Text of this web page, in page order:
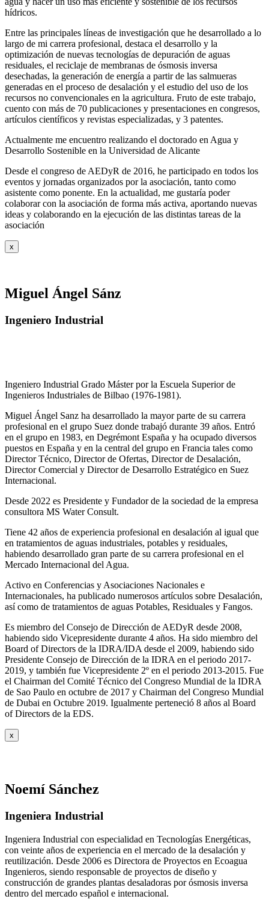
hídricos.
Entre las principales líneas de investigación que he desarrollado a lo
largo de mi carrera profesional, destaca el desarrollo y la
optimización de nuevas tecnologías de depuración de aguas
residuales, el reciclaje de membranas de ósmosis inversa
desechadas, la generación de energía a partir de las salmueras
generadas en el proceso de desalación y el estudio del uso de los
recursos no convencionales en la agricultura. Fruto de este trabajo,
cuento con más de 70 publicaciones y presentaciones en congresos,
artículos científicos y revistas especializadas, y 3 patentes.
Actualmente me encuentro realizando el doctorado en Agua y
Desarrollo Sostenible en la Universidad de Alicante
Desde el congreso de AEDyR de 2016, he participado en todos los
eventos y jornadas organizados por la asociación, tanto como
asistente como ponente. En la actualidad, me gustaría poder
colaborar con la asociación de forma más activa, aportando nuevas
ideas y colaborando en la ejecución de las distintas tareas de la
asociación
x
Miguel Ángel Sánz
Ingeniero Industrial
Ingeniero Industrial Grado Máster por la Escuela Superior de
Ingenieros Industriales de Bilbao (1976-1981).
Miguel Ángel Sanz ha desarrollado la mayor parte de su carrera
profesional en el grupo Suez donde trabajó durante 39 años. Entró
en el grupo en 1983, en Degrémont España y ha ocupado diversos
puestos en España y en la central del grupo en Francia tales como
Director Técnico, Director de Ofertas, Director de Desalación,
Director Comercial y Director de Desarrollo Estratégico en Suez
Internacional.
Desde 2022 es Presidente y Fundador de la sociedad de la empresa
consultora MS Water Consult.
Tiene 42 años de experiencia profesional en desalación al igual que
en tratamientos de aguas industriales, potables y residuales,
habiendo desarrollado gran parte de su carrera profesional en el
Mercado Internacional del Agua.
Activo en Conferencias y Asociaciones Nacionales e
Internacionales, ha publicado numerosos artículos sobre Desalación,
así como de tratamientos de aguas Potables, Residuales y Fangos.
Es miembro del Consejo de Dirección de AEDyR desde 2008,
habiendo sido Vicepresidente durante 4 años. Ha sido miembro del
Board of Directors de la IDRA/IDA desde el 2009, habiendo sido
Presidente Consejo de Dirección de la IDRA en el periodo 2017-
2019, y también fue Vicepresidente 2º en el periodo 2013-2015. Fue
el Chairman del Comité Técnico del Congreso Mundial de la IDRA
de Sao Paulo en octubre de 2017 y Chairman del Congreso Mundial
de Dubai en Octubre 2019. Igualmente perteneció 8 años al Board
of Directors de la EDS.
x
Noemí Sánchez
Ingeniera Industrial
Ingeniera Industrial con especialidad en Tecnologías Energéticas,
con veinte años de experiencia en el mercado de la desalación y
reutilización. Desde 2006 es Directora de Proyectos en Ecoagua
Ingenieros, siendo responsable de proyectos de diseño y
construcción de grandes plantas desaladoras por ósmosis inversa
dentro del mercado español e internacional.